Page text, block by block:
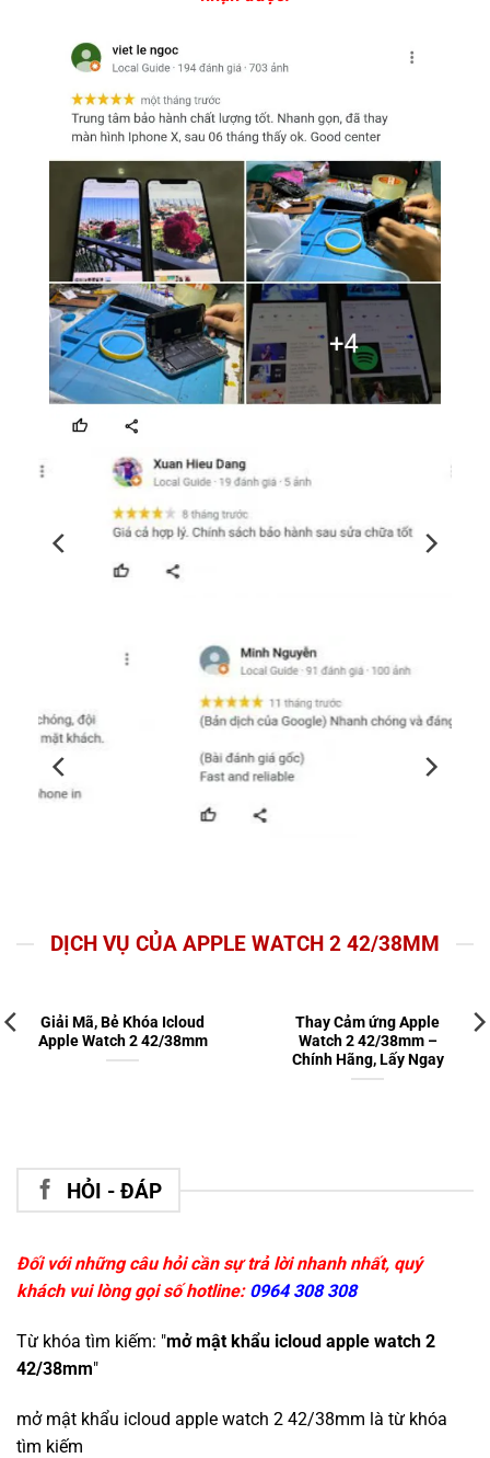
DỊCH VỤ CỦA APPLE WATCH 2 42/38MM
Giải Mã, Bẻ Khóa Icloud
Apple Watch 2 42/38mm
Thay Cảm ứng Apple
Watch 2 42/38mm –
Chính Hãng, Lấy Ngay
HỎI - ĐÁP
Đối với những câu hỏi cần sự trả lời nhanh nhất, quý
khách vui lòng gọi số hotline: 0964 308 308
Từ khóa tìm kiếm: "mở mật khẩu icloud apple watch 2
42/38mm"
mở mật khẩu icloud apple watch 2 42/38mm là từ khóa
tìm kiếm